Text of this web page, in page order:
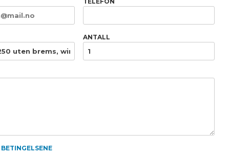
ANTALL
BETINGELSENE